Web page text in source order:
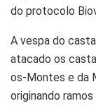
do protocolo
A vespa do
atacado os
os-Montes e da
originando